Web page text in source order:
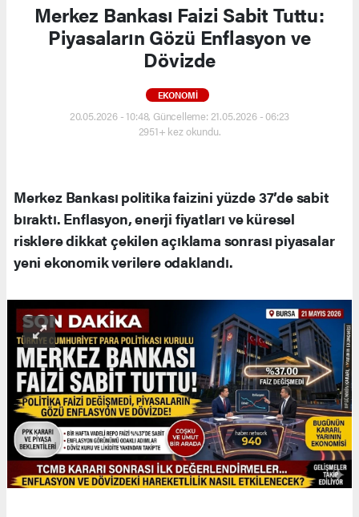
Merkez Bankası Faizi Sabit Tuttu:
Piyasaların Gözü Enflasyon ve
Dövizde
EKONOMI
20.05.2026 - 10:48, Güncelleme: 21.05.2026 - 06:23
2951+ kez okundu.
Merkez Bankası politika faizini yüzde 37’de sabit
bıraktı. Enflasyon, enerji fiyatları ve küresel
risklere dikkat çekilen açıklama sonrası piyasalar
yeni ekonomik verilere odaklandı.